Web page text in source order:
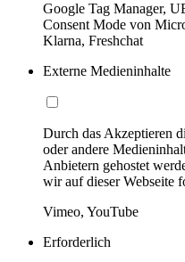
Google Tag Manager,
Consent Mode von
Klarna, Freshchat
Externe Medieninhalte
Durch das Akzeptieren
oder andere
Anbietern gehostet
wir auf dieser Webseite
Vimeo, YouTube
Erforderlich